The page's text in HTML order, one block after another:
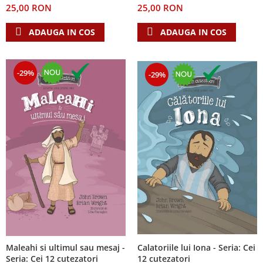
Teologie
A doua venire
Dogmatica
Istoria Bisericii
Misiune
Viata crestina
Contemporaneitate
Devotional
Diverse
Lupta Spirituala
Schimbarea caracterului
Slujire
Suferinta
Viata din belsug
Viata de zi cu zi
25,00 RON
ADAUGA IN COS
25,00 RON
ADAUGA IN COS
-29%
Maleahi si ultimul sau mesaj -
Seria: Cei 12 cutezatori
-29%
Calatoriile lui Iona - Seria: Cei
12 cutezatori